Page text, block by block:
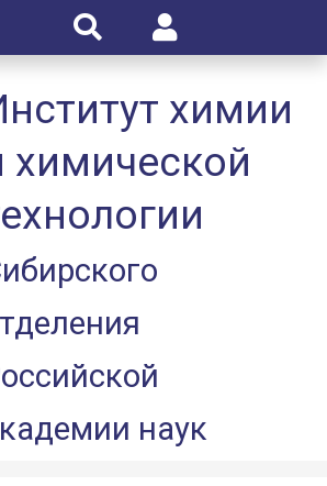
химии
химической
наук